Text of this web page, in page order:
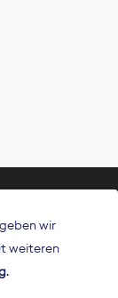
wir
weiteren
.